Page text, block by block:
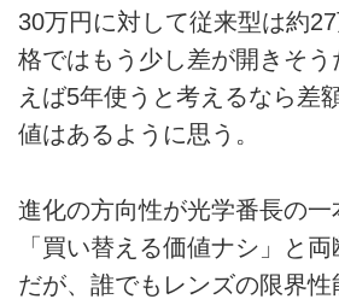
30万円に対して従来型は約
格ではもう少し差が開きそう
えば5年使うと考えるなら差
値はあるように思う。
進化の方向性が光学番長の
「買い替える価値ナシ」と
だが、誰でもレンズの限界性